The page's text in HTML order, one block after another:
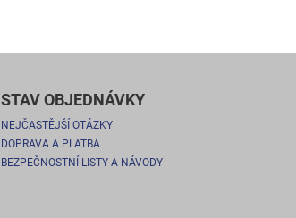
STAV OBJEDNÁVKY
NEJČASTĚJŠÍ OTÁZKY
DOPRAVA A PLATBA
BEZPEČNOSTNÍ LISTY A NÁVODY